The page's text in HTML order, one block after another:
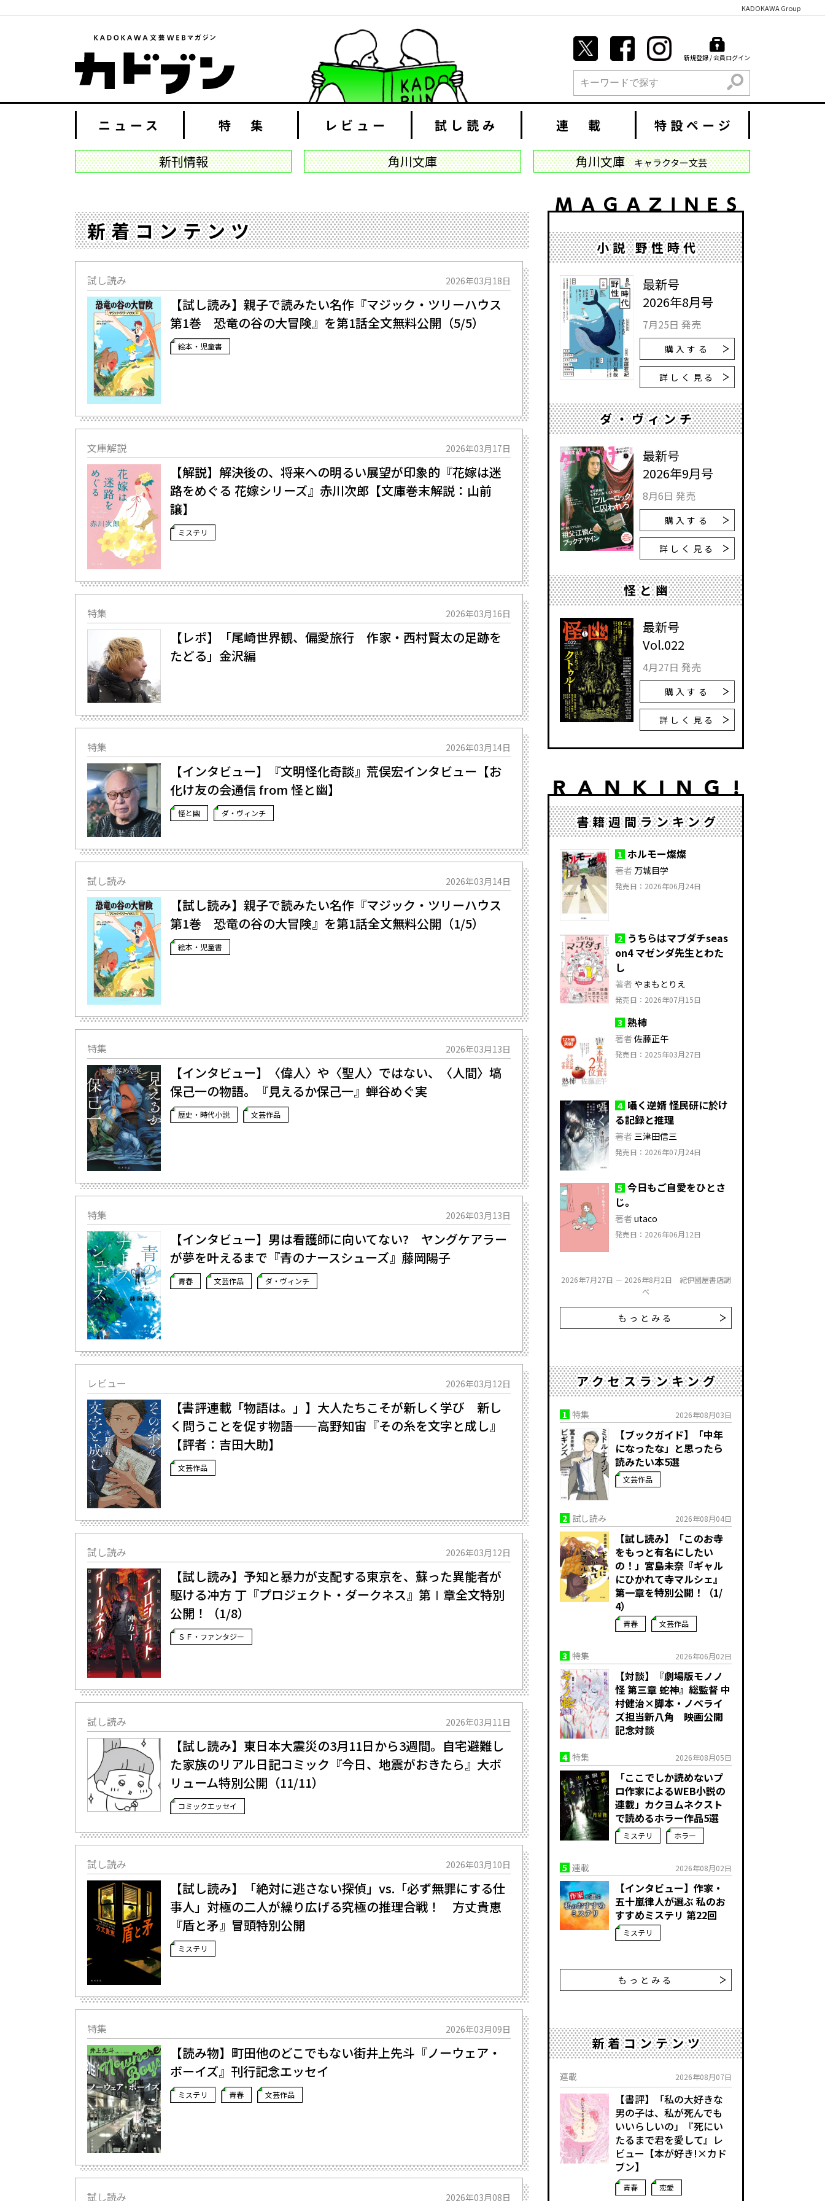
KADOKAWA Group
新規登録 / 会員ログイン
検索
ニュース 特 集 レビュー 試し読み 連 載 特設ページ
新刊情報 角川文庫 角川文庫 キャラクター文芸
新着コンテンツ
試し読み 2026年03月18日
【試し読み】親子で読みたい名作『マジック・ツリーハウス
第1巻 恐竜の谷の大冒険』を第1話全文無料公開（5/5）
絵本・児童書
文庫解説 2026年03月17日
【解説】解決後の、将来への明るい展望が印象的――『花嫁は迷
路をめぐる 花嫁シリーズ』赤川次郎【文庫巻末解説：山前
譲】
ミステリ
特集 2026年03月16日
【レポ】「尾崎世界観、偏愛旅行 作家・西村賢太の足跡を
たどる」金沢編
特集 2026年03月14日
【インタビュー】『文明怪化奇談』荒俣宏インタビュー【お
化け友の会通信 from 怪と幽】
怪と幽 ダ・ヴィンチ
試し読み 2026年03月14日
【試し読み】親子で読みたい名作『マジック・ツリーハウス
第1巻 恐竜の谷の大冒険』を第1話全文無料公開（1/5）
絵本・児童書
特集 2026年03月13日
【インタビュー】〈偉人〉や〈聖人〉ではない、〈人間〉塙
保己一の物語。『見えるか保己一』蝉谷めぐ実
歴史・時代小説 文芸作品
特集 2026年03月13日
【インタビュー】男は看護師に向いてない? ヤングケアラー
が夢を叶えるまで『青のナースシューズ』藤岡陽子
青春 文芸作品 ダ・ヴィンチ
レビュー 2026年03月12日
【書評連載「物語は。」】大人たちこそが新しく学び 新し
く問うことを促す物語——高野知宙『その糸を文字と成し』
【評者：吉田大助】
文芸作品
試し読み 2026年03月12日
【試し読み】予知と暴力が支配する東京を、蘇った異能者が
駆ける――冲方 丁『プロジェクト・ダークネス』第Ⅰ章全文特別
公開！（1/8）
ＳＦ・ファンタジー
試し読み 2026年03月11日
【試し読み】東日本大震災の3月11日から3週間。自宅避難し
た家族のリアル日記コミック『今日、地震がおきたら』大ボ
リューム特別公開（11/11）
コミックエッセイ
試し読み 2026年03月10日
【試し読み】「絶対に逃さない探偵」vs.「必ず無罪にする仕
事人」対極の二人が繰り広げる究極の推理合戦！ 方丈貴恵
『盾と矛』冒頭特別公開
ミステリ
特集 2026年03月09日
【読み物】町田――他のどこでもない街――井上先斗『ノーウェア・
ボーイズ』刊行記念エッセイ
ミステリ 青春 文芸作品
試し読み 2026年03月08日
小説 野性時代
最新号
2026年8月号
7月25日 発売
購入する
詳しく見る
ダ・ヴィンチ
最新号
2026年9月号
8月6日 発売
購入する
詳しく見る
怪と幽
最新号
Vol.022
4月27日 発売
購入する
詳しく見る
書籍週間ランキング
1 ホルモー燦燦
著者 万城目学
発売日：2026年06月24日
2 うちらはマブダチseas
on4 マゼンダ先生とわた
し
著者 やまもとりえ
発売日：2026年07月15日
3 熟柿
著者 佐藤正午
発売日：2025年03月27日
4 囁く逆婿 怪民研に於け
る記録と推理
著者 三津田信三
発売日：2026年07月24日
5 今日もご自愛をひとさ
じ。
著者 utaco
発売日：2026年06月12日
2026年7月27日 － 2026年8月2日 紀伊國屋書店調
べ
もっとみる
アクセスランキング
1 特集 2026年08月03日
【ブックガイド】「中年
になったな」と思ったら
読みたい本5選
文芸作品
2 試し読み 2026年08月04日
【試し読み】「このお寺
をもっと有名にしたい
の！」宮島未奈『ギャル
にひかれて寺マルシェ』
第一章を特別公開！（1/
4）
青春 文芸作品
3 特集 2026年06月02日
【対談】『劇場版モノノ
怪 第三章 蛇神』総監督 中
村健治×脚本・ノベライ
ズ担当新八角 映画公開
記念対談
4 特集 2026年08月05日
「ここでしか読めないプ
ロ作家によるWEB小説の
連載」――カクヨムネクスト
で読めるホラー作品5選
ミステリ ホラー
5 連載 2026年08月02日
【インタビュー】作家・
五十嵐律人が選ぶ 私のお
すすめミステリ 第22回
ミステリ
もっとみる
新着コンテンツ
連載 2026年08月07日
【書評】「私の大好きな
男の子は、私が死んでも
いいらしいの」――『死にい
たるまで君を愛して』レ
ビュー【本が好き!×カド
ブン】
青春 恋愛